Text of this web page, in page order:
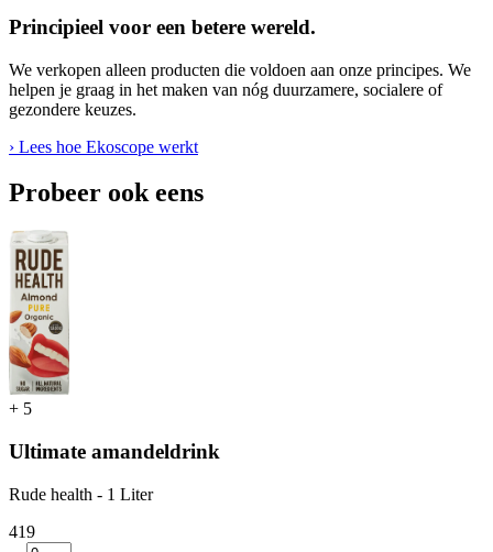
Principieel voor een betere wereld.
We verkopen alleen producten die voldoen aan onze principes. We
helpen je graag in het maken van nóg duurzamere, socialere of
gezondere keuzes.
› Lees hoe Ekoscope werkt
Probeer ook eens
+ 5
Ultimate amandeldrink
Rude health - 1 Liter
419